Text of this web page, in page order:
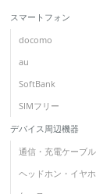
スマートフォン
docomo
au
SoftBank
SIMフリー
デバイス周辺機器
通信・充電ケーブル
ヘッドホン・イヤ